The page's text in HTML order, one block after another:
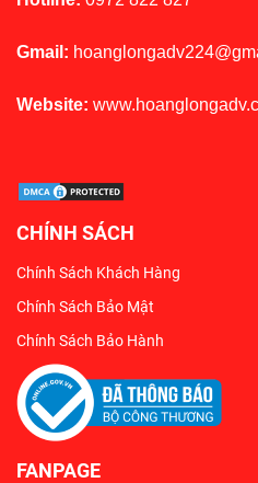
Gmail:
Website:
CHÍNH SÁCH
Chính Sách Khách Hàng
Chính Sách Bảo Mật
Chính Sách Bảo Hành
FANPAGE